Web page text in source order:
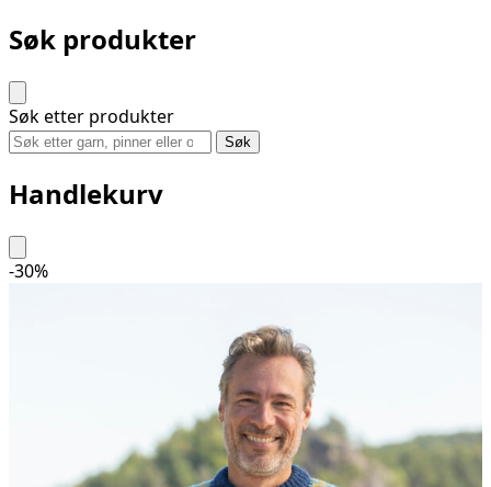
Søk produkter
Søk etter produkter
Søk
Handlekurv
-30%